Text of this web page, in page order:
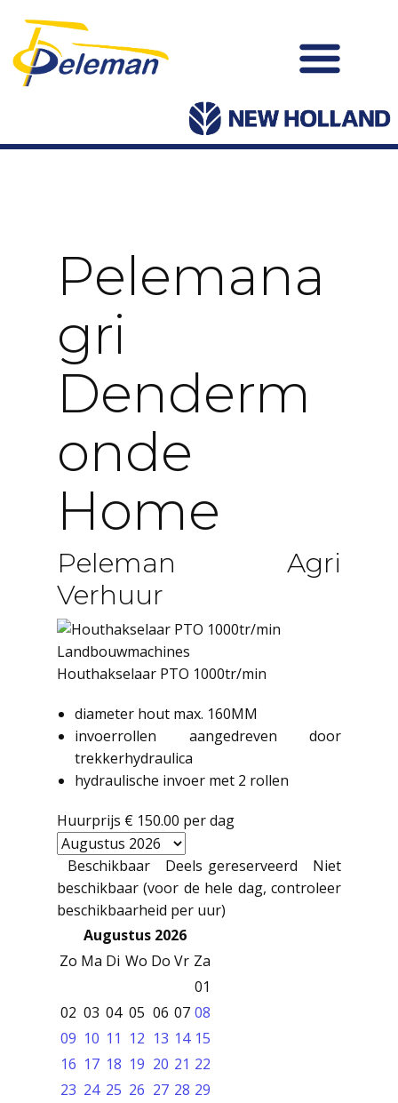
Pelemana
Gri
Denderm
Onde
Home
Peleman Agri
Verhuur
Landbouwmachines
Houthakselaar PTO 1000tr/min
diameter hout max. 160MM
invoerrollen aangedreven door
trekkerhydraulica
hydraulische invoer met 2 rollen
Huurprijs € 150.00 per dag
Beschikbaar Deels gereserveerd
Niet
beschikbaar (voor de hele dag, controleer
beschikbaarheid per uur)
Augustus 2026
Zo Ma Di Wo Do Vr Za
01
02 03 04 05 06 07 08
09 10 11 12 13 14 15
16 17 18 19 20 21 22
23 24 25 26 27 28 29